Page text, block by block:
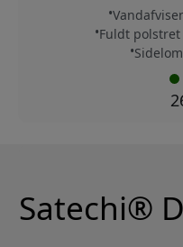
Fuldt
Satechi®